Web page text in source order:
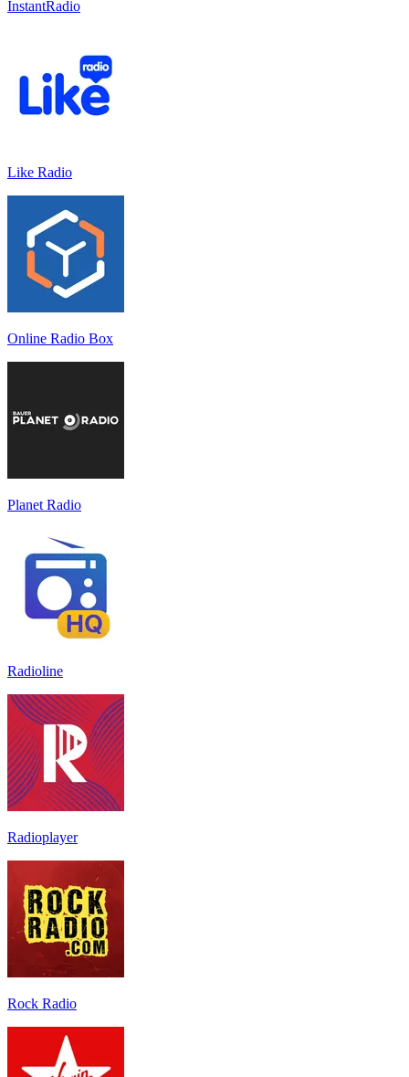
InstantRadio
Like Radio
Online Radio Box
Planet Radio
Radioline
Radioplayer
Rock Radio